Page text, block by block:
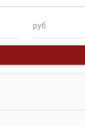
руб.